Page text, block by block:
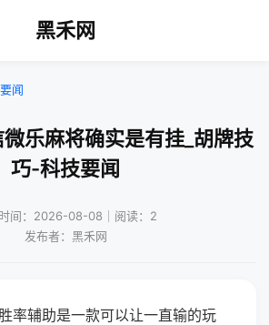
黑禾网
闻
乐麻将确实是有挂_胡牌技
巧-科技要闻
间：2026-08-08｜阅读：2
发布者：黑禾网
率辅助是一款可以让一直输的玩